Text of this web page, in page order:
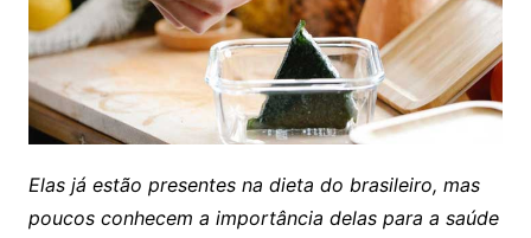
Elas já estão presentes na dieta do brasileiro, mas
poucos conhecem a importância delas para a saúde